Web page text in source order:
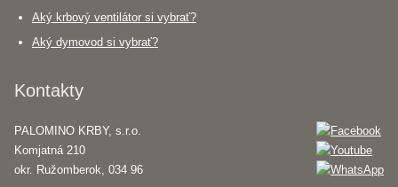
Aký krbový ventilátor si vybrať?
Aký dymovod si vybrať?
Kontakty
PALOMINO KRBY, s.r.o.
Komjatná 210
okr. Ružomberok, 034 96